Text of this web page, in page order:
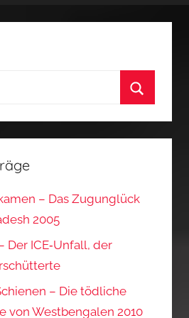
– Das Zugunglück
2005
Der ICE‑Unfall, der
– Die tödliche
von Westbengalen 2010